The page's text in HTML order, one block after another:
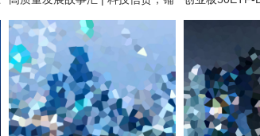
筑问天新轨道